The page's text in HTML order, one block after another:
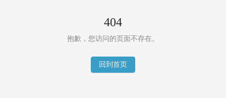
404
抱歉，您访问的页面不存在。
回到首页